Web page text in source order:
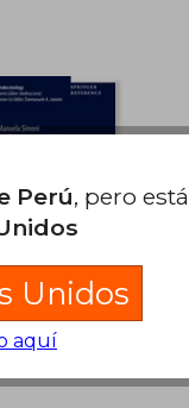
of the
Male
Ilpo T.
Perú, pero
Unidos
aquí